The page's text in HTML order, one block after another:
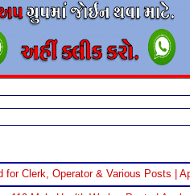
Clerk, Operator & Various Posts |